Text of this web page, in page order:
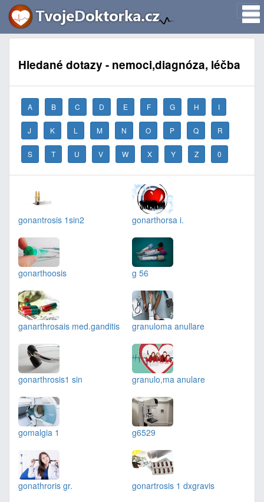
Hledané dotazy - nemoci,diagnóza, léčba
A B C D E F G H I
J K L M N O P Q R
S T U V W X Y Z 0
gonantrosis 1sin2
gonarthoosis
ganarthrosais med.ganditis
gonarthrosis1 sin
gomalgia 1
gonathroris gr.
gonarthorsa i.
g 56
granuloma anullare
granulo,ma anulare
g6529
gonartrosis 1 dxgravis